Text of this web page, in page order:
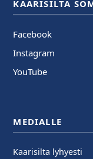
KAARISILTA
Facebook
Instagram
YouTube
MEDIALLE
Kaarisilta lyhyesti